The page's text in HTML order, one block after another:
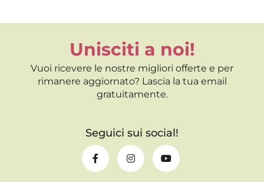
Unisciti a noi!
Vuoi ricevere le nostre migliori offerte e per
rimanere aggiornato? Lascia la tua email
gratuitamente.
Seguici sui social!